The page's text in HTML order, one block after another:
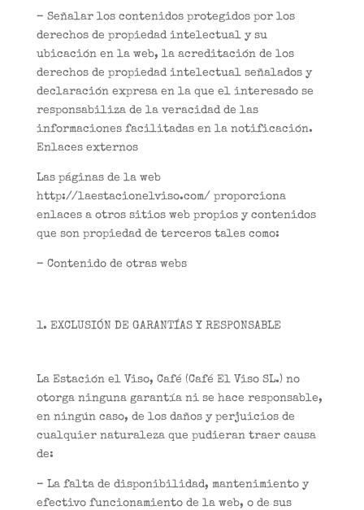
– Señalar los contenidos protegidos por los
derechos de propiedad intelectual y su
ubicación en la web, la acreditación de los
derechos de propiedad intelectual señalados y
declaración expresa en la que el interesado se
responsabiliza de la veracidad de las
informaciones facilitadas en la notificación.
Enlaces externos
Las páginas de la web
http://laestacionelviso.com/ proporciona
enlaces a otros sitios web propios y contenidos
que son propiedad de terceros tales como:
– Contenido de otras webs
EXCLUSIÓN DE GARANTÍAS Y RESPONSABLE
La Estación el Viso, Café (Café El Viso SL.) no
otorga ninguna garantía ni se hace responsable,
en ningún caso, de los daños y perjuicios de
cualquier naturaleza que pudieran traer causa
de:
– La falta de disponibilidad, mantenimiento y
efectivo funcionamiento de la web, o de sus